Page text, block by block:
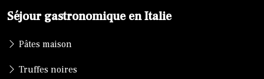
Séjour gastronomique en Italie
Pâtes maison
Truffes noires